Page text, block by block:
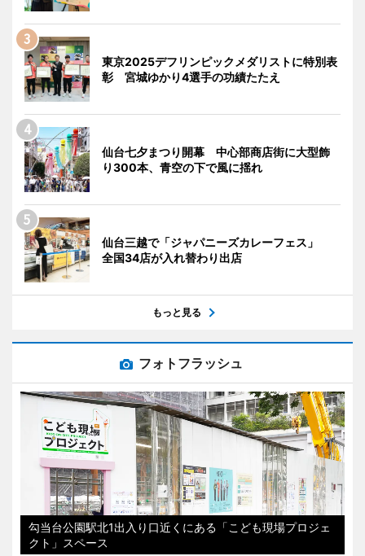
東京2025デフリンピックメダリストに特別表
彰 宮城ゆかり4選手の功績たたえ
仙台七夕まつり開幕 中心部商店街に大型飾
り300本、青空の下で風に揺れ
仙台三越で「ジャパニーズカレーフェス」
全国34店が入れ替わり出店
もっと見る
フォトフラッシュ
勾当台公園駅北1出入り口近くにある「こども現場プロジェ
クト」スペース